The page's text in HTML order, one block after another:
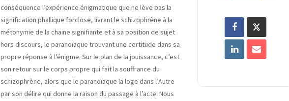
conséquence l’expérience énigmatique que ne lève pas la
signification phallique forclose, livrant le schizophrène à la
métonymie de la chaine signifiante et à sa position de sujet
hors discours, le paranoïaque trouvant une certitude dans sa
propre réponse à l’énigme. Sur le plan de la jouissance, c’est
son retour sur le corps propre qui fait la souffrance du
schizophrène, alors que le paranoïaque la loge dans l’Autre
par son délire qui donne la raison du passage à l’acte. Nous